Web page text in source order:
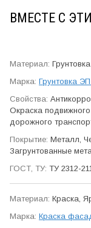
ВМЕСТЕ С
Грунтовка
Грунтовка
Окраска
дорожного
Металл,
Загрунтованные
ТУ 2312-
Краска,
Краска